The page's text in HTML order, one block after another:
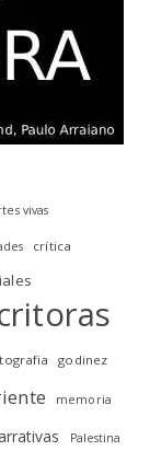
vivas
crítica
godinez
memoria
Palestina